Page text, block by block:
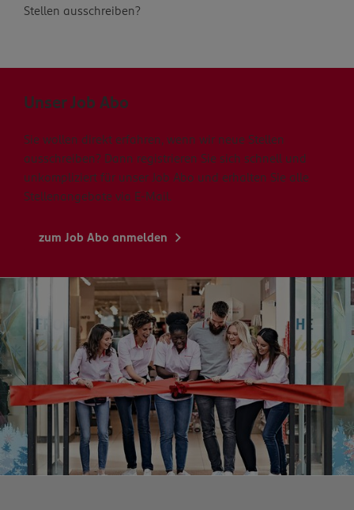
Stellen ausschreiben?
Unser Job Abo
Sie wollen direkt erfahren, wenn wir neue Stellen
ausschreiben? Dann registrieren Sie sich schnell und
unkompliziert für unser Job Abo und erhalten Sie alle
Stellenangebote via E-Mail.
zum Job Abo anmelden